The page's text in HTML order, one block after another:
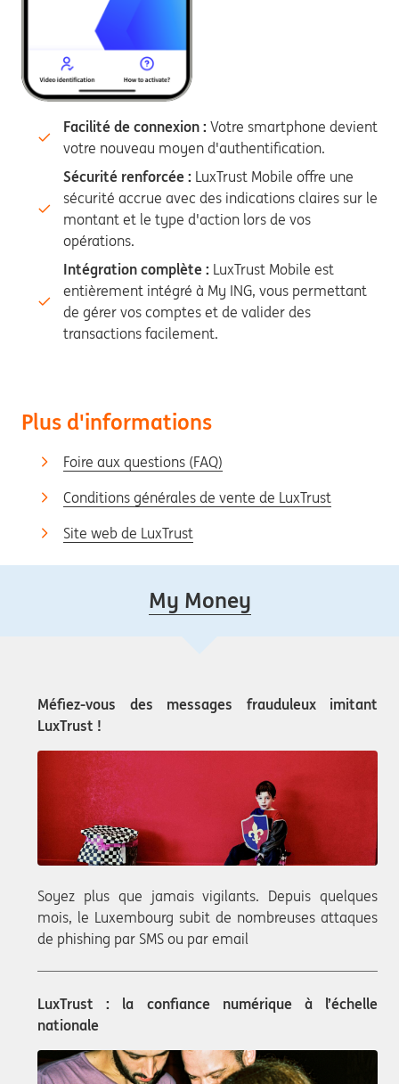
Facilité de connexion : Votre smartphone devient
votre nouveau moyen d'authentification.
Sécurité renforcée : LuxTrust Mobile offre une
sécurité accrue avec des indications claires sur le
montant et le type d'action lors de vos
opérations.
Intégration complète : LuxTrust Mobile est
entièrement intégré à My ING, vous permettant
de gérer vos comptes et de valider des
transactions facilement.
Plus d'informations
Foire aux questions (FAQ)
Conditions générales de vente de LuxTrust
Site web de LuxTrust
My Money
Méfiez-vous des messages frauduleux imitant
LuxTrust !
Soyez plus que jamais vigilants. Depuis quelques
mois, le Luxembourg subit de nombreuses attaques
de phishing par SMS ou par email
LuxTrust : la confiance numérique à l’échelle
nationale